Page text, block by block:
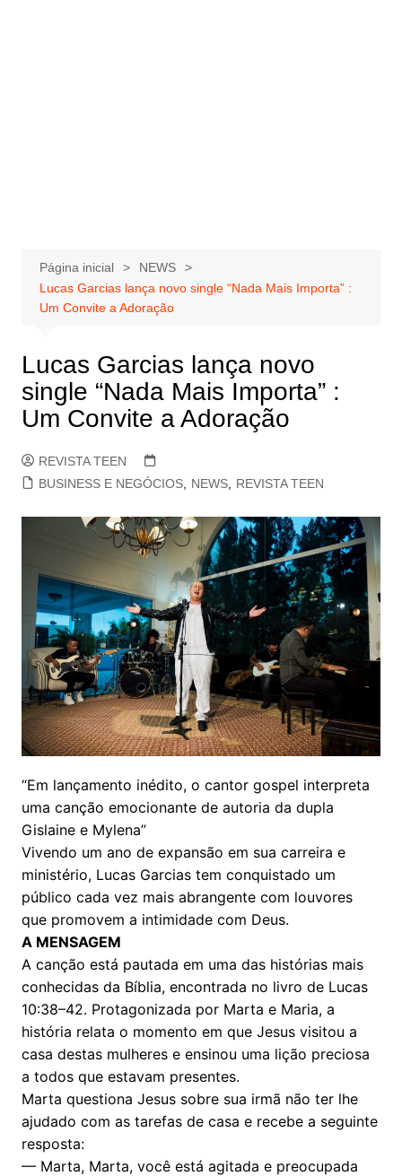
Página inicial
NEWS
Lucas Garcias lança novo single “Nada Mais Importa” :
Um Convite a Adoração
Lucas Garcias lança novo
single “Nada Mais Importa” :
Um Convite a Adoração
REVISTA TEEN
BUSINESS E NEGÓCIOS, NEWS, REVISTA TEEN
“Em lançamento inédito, o cantor gospel interpreta
uma canção emocionante de autoria da dupla
Gislaine e Mylena”
Vivendo um ano de expansão em sua carreira e
ministério, Lucas Garcias tem conquistado um
público cada vez mais abrangente com louvores
que promovem a intimidade com Deus.
A MENSAGEM
A canção está pautada em uma das histórias mais
conhecidas da Bíblia, encontrada no livro de Lucas
10:38–42. Protagonizada por Marta e Maria, a
história relata o momento em que Jesus visitou a
casa destas mulheres e ensinou uma lição preciosa
a todos que estavam presentes.
Marta questiona Jesus sobre sua irmã não ter lhe
ajudado com as tarefas de casa e recebe a seguinte
resposta:
— Marta, Marta, você está agitada e preocupada